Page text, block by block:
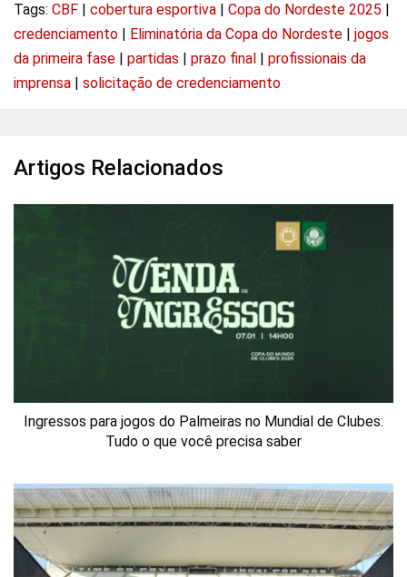
Tags: CBF cobertura esportiva Copa do Nordeste 2025
credenciamento
Eliminatória da Copa do Nordeste
jogos
da primeira fase
partidas prazo final
profissionais da
imprensa
solicitação de credenciamento
Artigos Relacionados
Ingressos para jogos do Palmeiras no Mundial de Clubes:
Tudo o que você precisa saber